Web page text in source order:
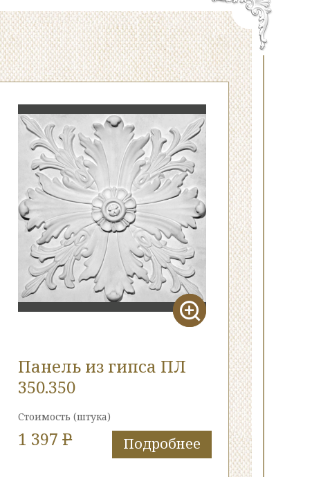
Панель из гипса ПЛ
350.350
Стоимость(штука)
1 397P Подробнее